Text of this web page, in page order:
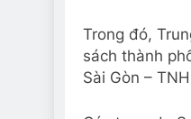
Trong đó,
sách thành
Sài Gòn –